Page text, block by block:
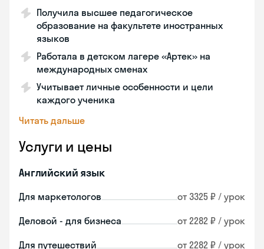
Получила высшее педагогическое
образование на факультете иностранных
языков
Работала в детском лагере «Артек» на
международных сменах
Учитывает личные особенности и цели
каждого ученика
Читать дальше
Услуги и цены
Английский язык
Для маркетологов от 3325 ₽ / урок
Деловой - для бизнеса от 2282 ₽ / урок
Для путешествий от 2282 ₽ / урок